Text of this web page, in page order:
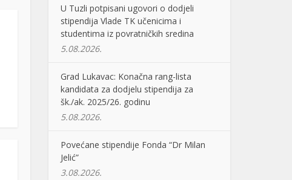
U Tuzli potpisani ugovori o dodjeli
stipendija Vlade TK učenicima i
studentima iz povratničkih sredina
5.08.2026.
Grad Lukavac: Konačna rang-lista
kandidata za dodjelu stipendija za
šk./ak. 2025/26. godinu
5.08.2026.
Povećane stipendije Fonda “Dr Milan
Jelić”
3.08.2026.